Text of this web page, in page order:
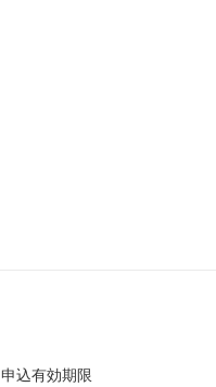
申込有効期限